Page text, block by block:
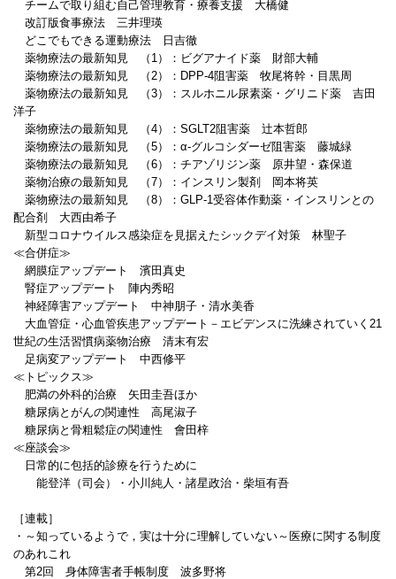
チームで取り組む自己管理教育・療養支援 大橋健
改訂版食事療法 三井理瑛
どこでもできる運動療法 日吉徹
薬物療法の最新知見 （1）：ビグアナイド薬 財部大輔
薬物療法の最新知見 （2）：DPP-4阻害薬 牧尾将幹・目黒周
薬物療法の最新知見 （3）：スルホニル尿素薬・グリニド薬 吉田
洋子
薬物療法の最新知見 （4）：SGLT2阻害薬 辻本哲郎
薬物療法の最新知見 （5）：α-グルコシダーゼ阻害薬 藤城緑
薬物療法の最新知見 （6）：チアゾリジン薬 原井望・森保道
薬物治療の最新知見 （7）：インスリン製剤 岡本将英
薬物療法の最新知見 （8）：GLP-1受容体作動薬・インスリンとの
配合剤 大西由希子
新型コロナウイルス感染症を見据えたシックデイ対策 林聖子
≪合併症≫
網膜症アップデート 濱田真史
腎症アップデート 陣内秀昭
神経障害アップデート 中神朋子・清水美香
大血管症・心血管疾患アップデート－エビデンスに洗練されていく21
世紀の生活習慣病薬物治療 清末有宏
足病変アップデート 中西修平
≪トピックス≫
肥満の外科的治療 矢田圭吾ほか
糖尿病とがんの関連性 高尾淑子
糖尿病と骨粗鬆症の関連性 會田梓
≪座談会≫
日常的に包括的診療を行うために
能登洋（司会）・小川純人・諸星政治・柴垣有吾
［連載］
・～知っているようで，実は十分に理解していない～医療に関する制度
のあれこれ
第2回 身体障害者手帳制度 波多野将